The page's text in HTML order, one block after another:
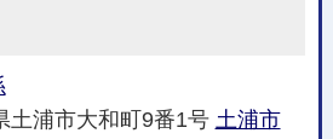
土浦市大和町9番1号 土浦市